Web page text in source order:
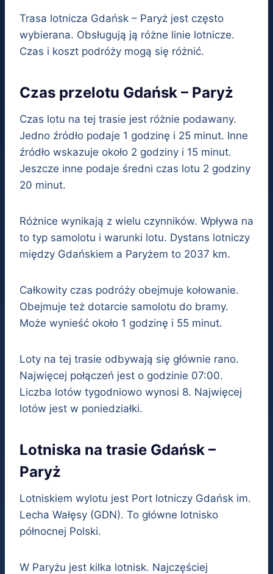
Trasa lotnicza Gdańsk – Paryż jest często
wybierana. Obsługują ją różne linie lotnicze.
Czas i koszt podróży mogą się różnić.
Czas przelotu Gdańsk – Paryż
Czas lotu na tej trasie jest różnie podawany.
Jedno źródło podaje 1 godzinę i 25 minut. Inne
źródło wskazuje około 2 godziny i 15 minut.
Jeszcze inne podaje średni czas lotu 2 godziny
20 minut.
Różnice wynikają z wielu czynników. Wpływa na
to typ samolotu i warunki lotu. Dystans lotniczy
między Gdańskiem a Paryżem to 2037 km.
Całkowity czas podróży obejmuje kołowanie.
Obejmuje też dotarcie samolotu do bramy.
Może wynieść około 1 godzinę i 55 minut.
Loty na tej trasie odbywają się głównie rano.
Najwięcej połączeń jest o godzinie 07:00.
Liczba lotów tygodniowo wynosi 8. Najwięcej
lotów jest w poniedziałki.
Lotniska na trasie Gdańsk –
Paryż
Lotniskiem wylotu jest Port lotniczy Gdańsk im.
Lecha Wałęsy (GDN). To główne lotnisko
północnej Polski.
W Paryżu jest kilka lotnisk. Najczęściej